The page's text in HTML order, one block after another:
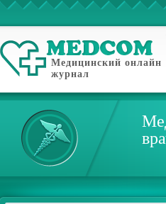
Медицинский онлайн
журнал